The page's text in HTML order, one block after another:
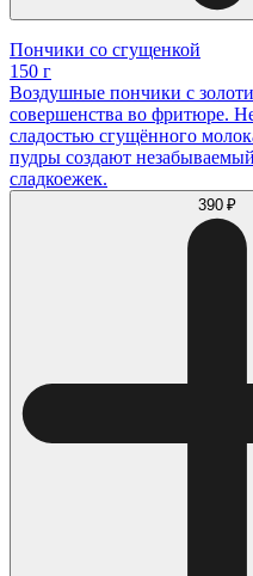
Пончики со сгущенкой
150 г
Воздушные пончики с
совершенства во фритюре.
сладостью сгущённого
пудры создают
сладкоежек.
390 ₽